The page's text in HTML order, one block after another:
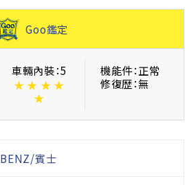
Goo鑑定
車輛內裝：5
★ ★ ★ ★
★
機能件：正常
修復歴：無
BENZ/賓士